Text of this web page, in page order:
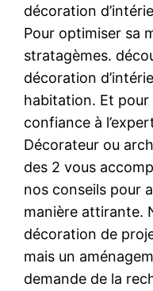
décoration
Pour optimiser sa
stratagèmes.
décoration
habitation. Et
confiance à
Décorateur ou
des 2 vous
nos conseils pour
manière attirante.
décoration de
mais un
demande de la